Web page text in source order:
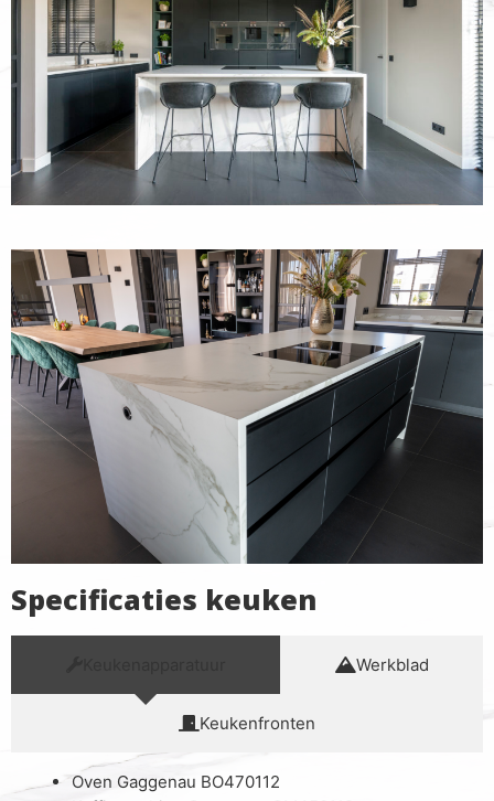
Specificaties keuken
Werkblad
Keukenfronten
Oven Gaggenau BO470112